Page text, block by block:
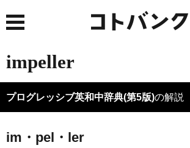
impeller
プログレッシブ英和中辞典(第5版)の解説
im・pel・ler